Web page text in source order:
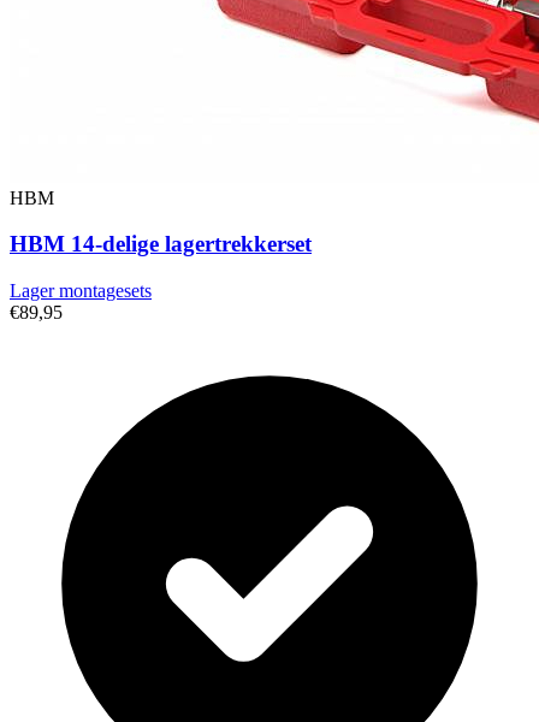
HBM
HBM 14-delige lagertrekkerset
Lager montagesets
€89,95